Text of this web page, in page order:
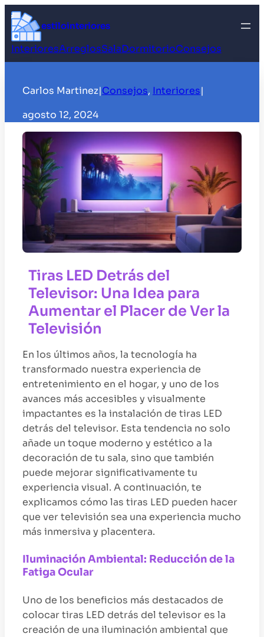
Saltar
al
contenido
estilointeriores
InterioresArreglosSalaDormitorioConsejos
Carlos Martinez|Consejos, Interiores|
agosto 12, 2024
Tiras LED Detrás del
Televisor: Una Idea para
Aumentar el Placer de Ver la
Televisión
En los últimos años, la tecnología ha
transformado nuestra experiencia de
entretenimiento en el hogar, y uno de los
avances más accesibles y visualmente
impactantes es la instalación de tiras LED
detrás del televisor. Esta tendencia no solo
añade un toque moderno y estético a la
decoración de tu sala, sino que también
puede mejorar significativamente tu
experiencia visual. A continuación, te
explicamos cómo las tiras LED pueden hacer
que ver televisión sea una experiencia mucho
más inmersiva y placentera.
Iluminación Ambiental: Reducción de la
Fatiga Ocular
Uno de los beneficios más destacados de
colocar tiras LED detrás del televisor es la
creación de una iluminación ambiental que